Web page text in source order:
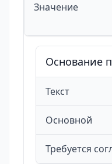
Значение
Основание
Текст
Основной
Требуется